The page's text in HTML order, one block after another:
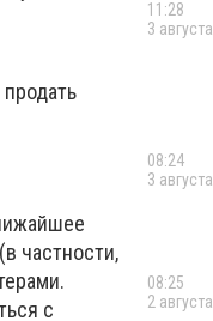
частности,
с
11:28
3 августа
08:24
3 августа
08:25
2 августа